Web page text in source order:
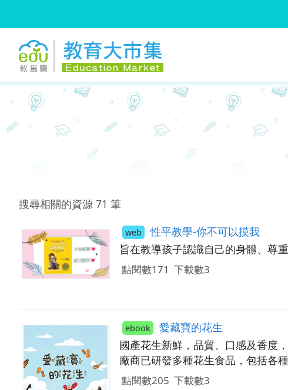
搜尋相關的資源 71 筆
web 性平教學-你不可以摸我
旨在教導孩子認識自己的身體、尊
點閱數171 下載數3
ebook 愛藏寶的花生
國產花生新鮮，品質、口感及香度
廠商已研發多種花生食品，包括各
點閱數205 下載數3